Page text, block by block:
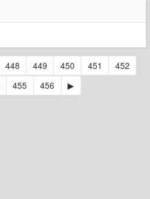
448 449 450 451
452
455 456 ▶